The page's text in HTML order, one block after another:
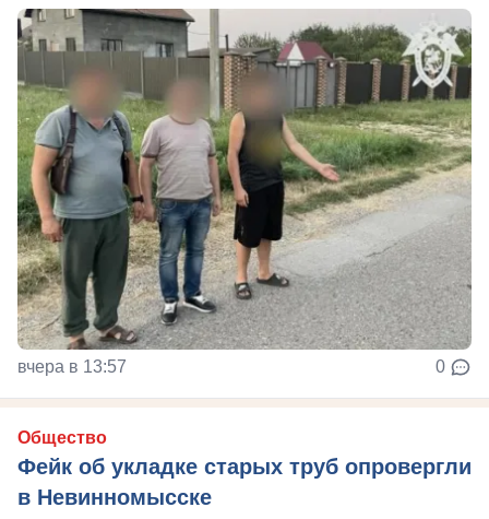
вчера в 13:57 0
Общество
Фейк об укладке старых труб опровергли
в Невинномысске